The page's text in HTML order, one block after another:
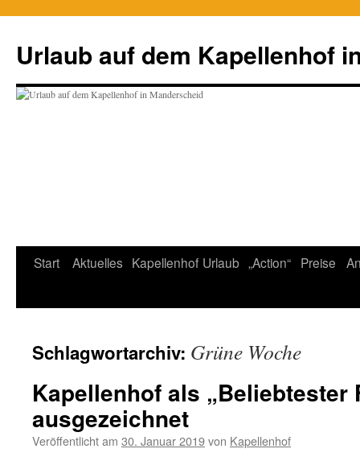
springen
Urlaub auf dem Kapellenhof
Start Aktuelles Kapellenhof Urlaub „Action“ Preise
Schlagwortarchiv: Grüne Woche
Kapellenhof als „Beliebtester
ausgezeichnet
Veröffentlicht am 30. Januar 2019von Kapellenhof